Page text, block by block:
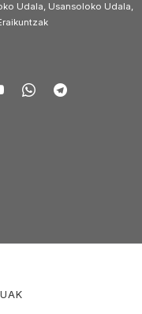
Udala, Usansoloko Udala,